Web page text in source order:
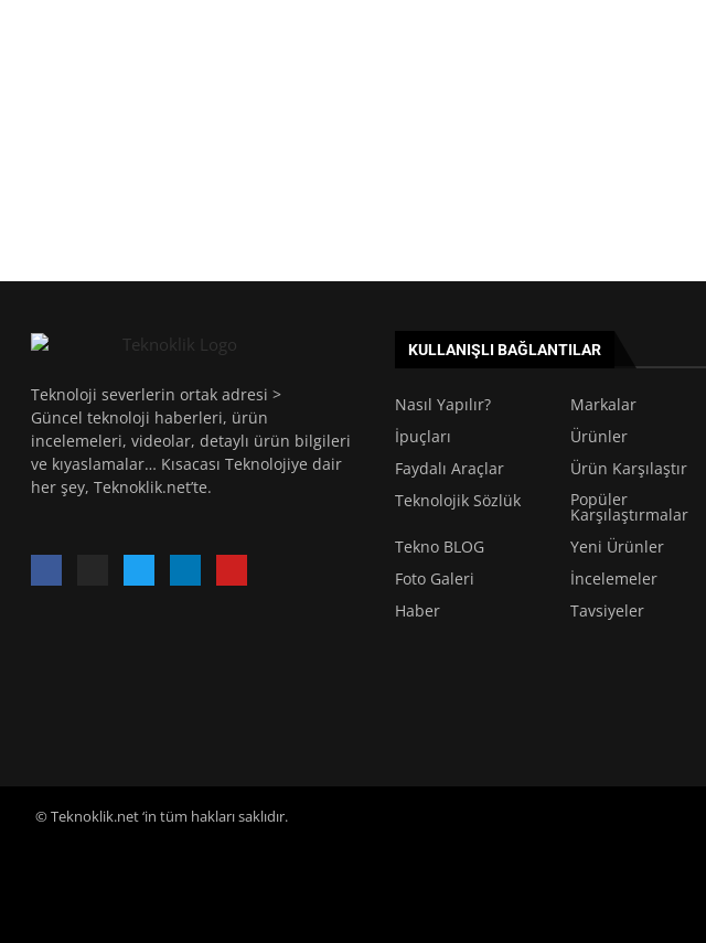
Teknoloji severlerin ortak adresi >
Güncel teknoloji haberleri, ürün
incelemeleri, videolar, detaylı ürün bilgileri
ve kıyaslamalar… Kısacası Teknolojiye dair
her şey, Teknoklik.net’te.
KULLANIŞLI BAĞLANTILAR
Nasıl Yapılır?
Markalar
İpuçları
Ürünler
Faydalı Araçlar
Ürün Karşılaştır
Teknolojik Sözlük
Popüler
Karşılaştırmalar
Tekno BLOG
Yeni Ürünler
Foto Galeri
İncelemeler
Haber
Tavsiyeler
© Teknoklik.net ‘in tüm hakları saklıdır.